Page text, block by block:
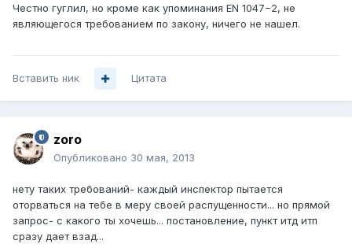
Честно гуглил, но кроме как упоминания EN 1047−2, не
являющегося требованием по закону, ничего не нашел.
Вставить ник Цитата
zoro
Опубликовано 30 мая, 2013
нету таких требований- каждый инспектор пытается
оторваться на тебе в меру своей распущенности... но прямой
запрос- с какого ты хочешь... постановление, пункт итд итп
сразу дает взад...